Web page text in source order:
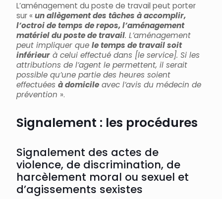
L’aménagement du poste de travail peut porter
sur « un allègement des tâches à accomplir,
l’octroi de temps de repos, l’aménagement
matériel du poste de travail. L’aménagement
peut impliquer que le temps de travail soit
inférieur à celui effectué dans [le service]. Si les
attributions de l’agent le permettent, il serait
possible qu’une partie des heures soient
effectuées à domicile avec l’avis du médecin de
prévention ».
Signalement : les procédures
Signalement des actes de
violence, de discrimination, de
harcèlement moral ou sexuel et
d’agissements sexistes